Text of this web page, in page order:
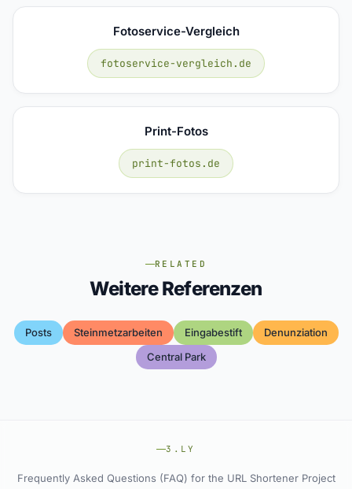
Fotoservice-Vergleich
fotoservice-vergleich.de
Print-Fotos
print-fotos.de
RELATED
Weitere Referenzen
Posts Steinmetzarbeiten Eingabestift
Denunziation
Central Park
3.LY
Frequently Asked Questions (FAQ) for the URL Shortener Project